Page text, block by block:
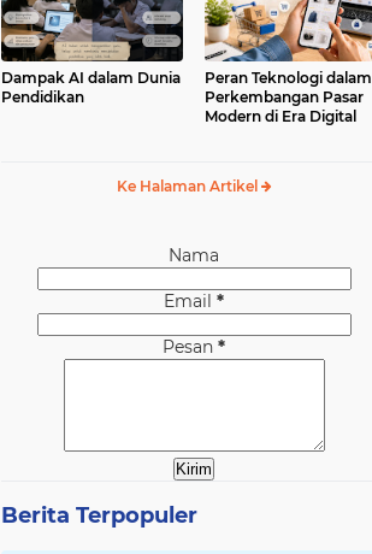
Dampak AI dalam Dunia
Pendidikan
Peran Teknologi dalam
Perkembangan Pasar
Modern di Era Digital
Ke Halaman Artikel
Nama
Email *
Pesan *
Berita Terpopuler